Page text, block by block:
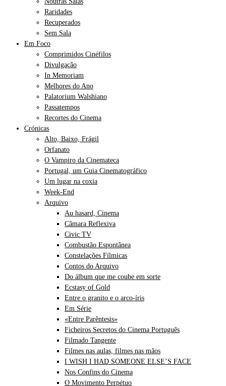
Raridades
Recuperados
Sem Sala
Em Foco
Comprimidos Cinéfilos
Divulgação
In Memoriam
Melhores do Ano
Palatorium Walshiano
Passatempos
Recortes do Cinema
Crónicas
Alto, Baixo, Frágil
Orfanato
O Vampiro da Cinemateca
Portugal, um Guia Cinematográfico
Um lugar na coxia
Week-End
Arquivo
Au hasard, Cinema
Câmara Reflexiva
Civic TV
Combustão Espontânea
Constelações Fílmicas
Contos do Arquivo
Do álbum que me coube em sorte
Ecstasy of Gold
Entre o granito e o arco-íris
Em Série
«Entre Parêntesis»
Ficheiros Secretos do Cinema Português
Filmado Tangente
Filmes nas aulas, filmes nas mãos
I WISH I HAD SOMEONE ELSE’S FACE
Nos Confins do Cinema
O Movimento Perpétuo